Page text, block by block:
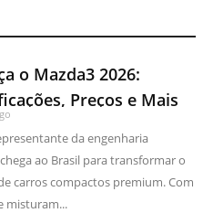
o Mazda3 2026:
Preços e Mais
da engenharia
ao Brasil para transformar o
carros compactos premium. Com
misturam...